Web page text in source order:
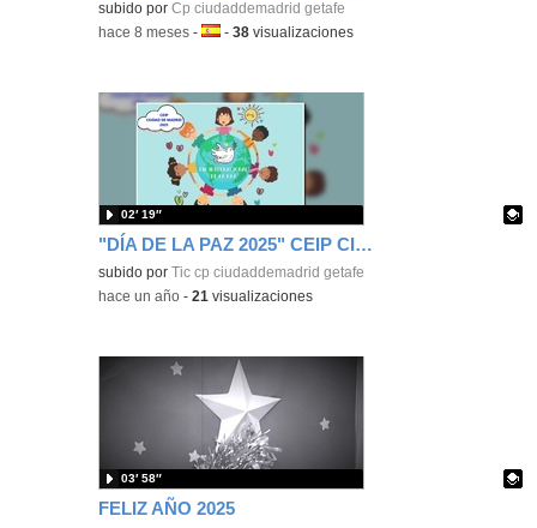
Contenido educativo.
subido porCp ciudaddemadrid getafe
-hace 8 meses -Idioma:
-38 visualizaciones
"DÍA DE LA PAZ 2025" CEIP CIUDAD DE MADRID
Contenido educativo.
subido por Tic cp ciudaddemadrid getafe
02′ 19″
-hace un año -21 visualizaciones
FELIZ AÑO 2025
03′ 58″